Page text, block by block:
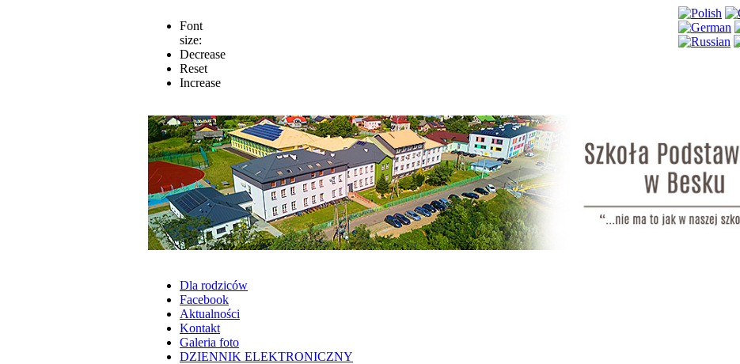
Font
size:
Decrease
Reset
Increase
Dla rodziców
Facebook
Aktualności
Kontakt
Galeria foto
DZIENNIK ELEKTRONICZNY